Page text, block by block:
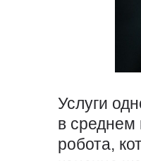
Услуги
в среднем
робота,